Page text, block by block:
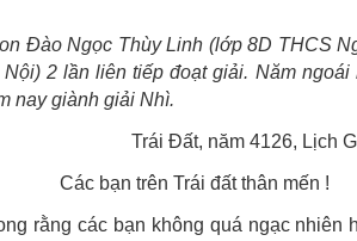
Đào Ngọc Thùy Linh (lớp 8D THCS
Nội) 2 lần liên tiếp đoạt giải. Năm
nay giành giải Nhì.
Trái Đất, năm 4126, Lịch
Các bạn trên Trái đất thân mến !
rằng các bạn không quá ngạc